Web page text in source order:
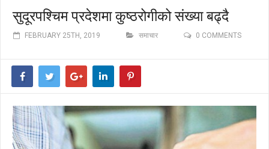
सुदूरपश्चिम प्रदेशमा कुष्ठरोगीको संख्या बढ्दै
FEBRUARY 25TH, 2019 समाचार 0 COMMENTS